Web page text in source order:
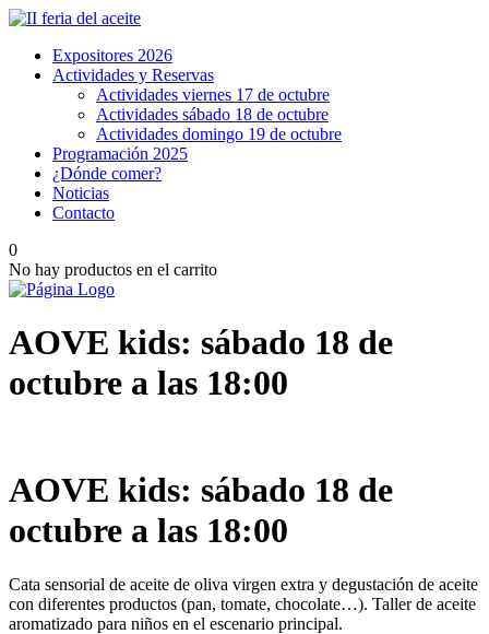
Expositores 2026
Actividades y Reservas
Actividades viernes 17 de octubre
Actividades sábado 18 de octubre
Actividades domingo 19 de octubre
Programación 2025
¿Dónde comer?
Noticias
Contacto
0
No hay productos en el carrito
AOVE kids: sábado 18 de
octubre a las 18:00
AOVE kids: sábado 18 de
octubre a las 18:00
Cata sensorial de aceite de oliva virgen extra y degustación de aceite
con diferentes productos (pan, tomate, chocolate…). Taller de aceite
aromatizado para niños en el escenario principal.